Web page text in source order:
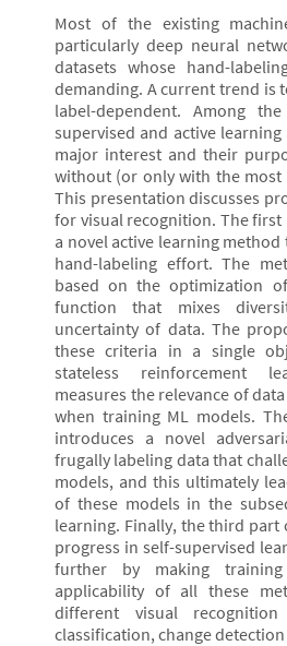
Most of the existing
particularly deep neural
datasets whose hand-
demanding. A current trend is
label-dependent. Among
supervised and active
major interest and their
without (or only with the most
This presentation discusses
for visual recognition. The
a novel active learning
hand-labeling effort. The
based on the optimization
function that mixes
uncertainty of data. The
these criteria in a single
stateless reinforcement
measures the relevance of
when training ML models.
introduces a novel
frugally labeling data that
models, and this ultimately
of these models in the
learning. Finally, the third part
progress in self-supervised
further by making
applicability of all these
different visual
classification, change